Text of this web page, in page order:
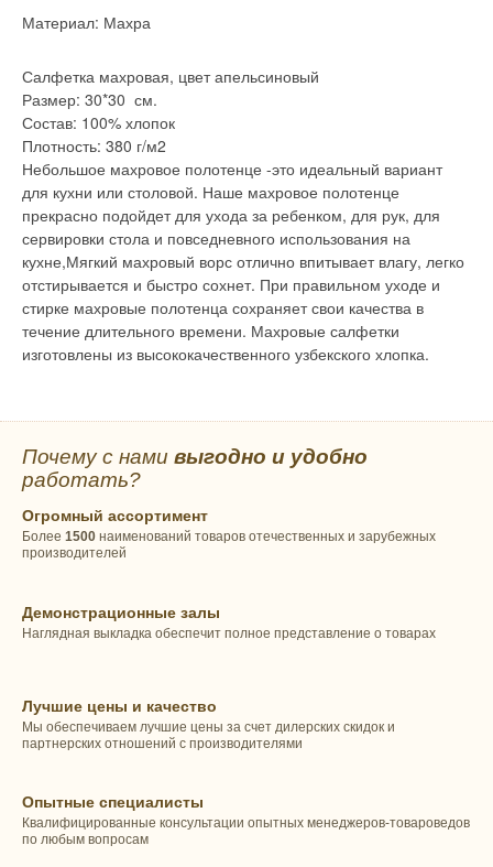
Материал: Махра
Салфетка махровая, цвет апельсиновый
Размер: 30*30 см.
Состав: 100% хлопок
Плотность: 380 г/м2
Небольшое махровое полотенце -это идеальный вариант
для кухни или столовой. Наше махровое полотенце
прекрасно подойдет для ухода за ребенком, для рук, для
сервировки стола и повседневного использования на
кухне,Мягкий махровый ворс отлично впитывает влагу, легко
отстирывается и быстро сохнет. При правильном уходе и
стирке махровые полотенца сохраняет свои качества в
течение длительного времени. Махровые салфетки
изготовлены из высококачественного узбекского хлопка.
Почему с нами выгодно и удобно
работать?
Огромный ассортимент
Более 1500 наименований товаров отечественных и зарубежных
производителей
Демонстрационные залы
Наглядная выкладка обеспечит полное представление о товарах
Лучшие цены и качество
Мы обеспечиваем лучшие цены за счет дилерских скидок и
партнерских отношений с производителями
Опытные специалисты
Квалифицированные консультации опытных менеджеров-товароведов
по любым вопросам